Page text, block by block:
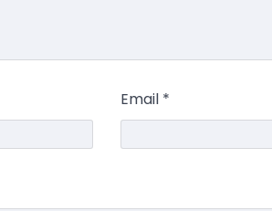
Email *